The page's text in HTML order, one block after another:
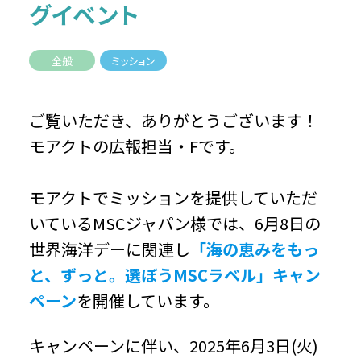
グイベント
全般 ミッション
ご覧いただき、ありがとうございます！
モアクトの広報担当・Fです。
モアクトでミッションを提供していただ
いているMSCジャパン様では、6月8日の
世界海洋デーに関連し 「海の恵みをもっ
と、ずっと。選ぼうMSCラベル」キャン
ペーンを開催しています。
キャンペーンに伴い、2025年6月3日(火)